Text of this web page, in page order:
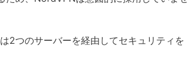
2つのサーバーを経由してセキュリティを